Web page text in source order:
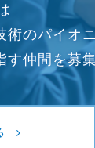
術のパイオ
す仲間を募